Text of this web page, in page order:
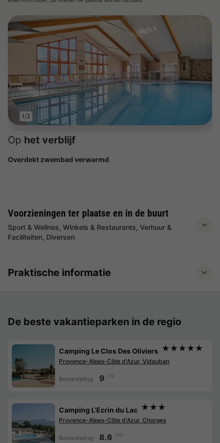
1/3
Op het verblijf
Overdekt zwembad verwarmd
Voorzieningen ter plaatse en in de buurt
Sport & Wellnes, Winkels & Restaurants, Verhuur &
Faciliteiten, Diversen
Praktische informatie
De beste vakantieparken in de regio
Camping Le Clos Des Oliviers ★★★★★
Provence-Alpes-Côte d'Azur, Vidauban
Beoordeling 9 /10
Camping L'Ecrin du Lac ★★★
Provence-Alpes-Côte d'Azur, Chorges
Beoordeling 8.6 /10